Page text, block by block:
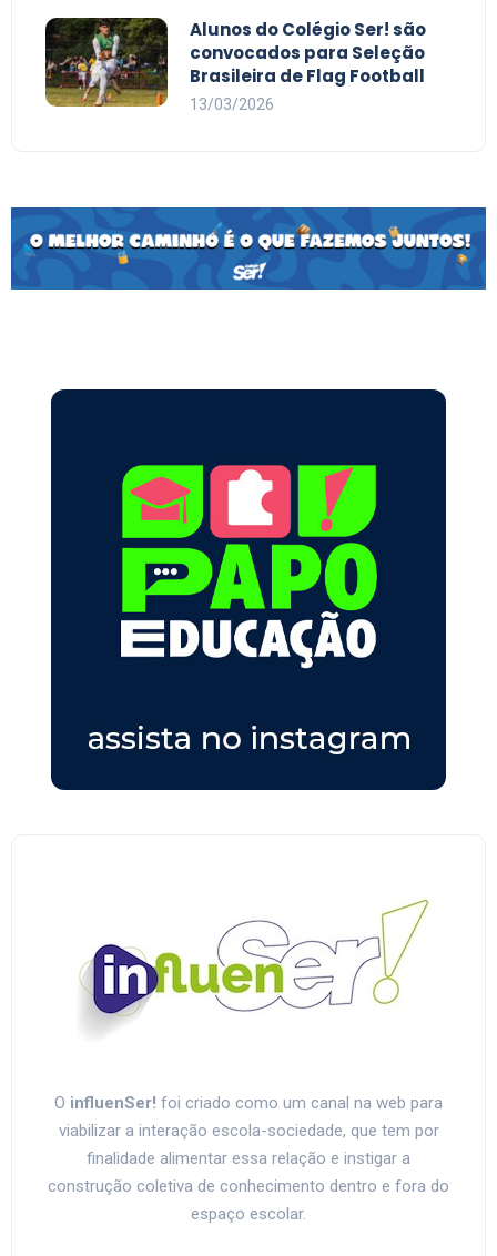
Alunos do Colégio Ser! são
convocados para Seleção
Brasileira de Flag Football
13/03/2026
O influenSer! foi criado como um canal na web para
viabilizar a interação escola-sociedade, que tem por
finalidade alimentar essa relação e instigar a
construção coletiva de conhecimento dentro e fora do
espaço escolar.